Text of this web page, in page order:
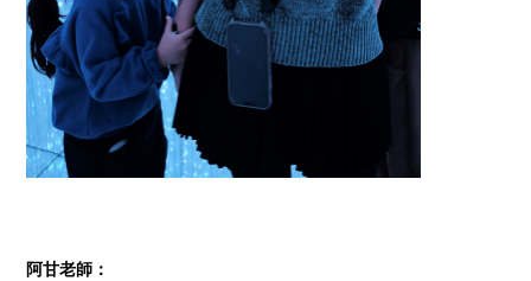
阿甘老師：